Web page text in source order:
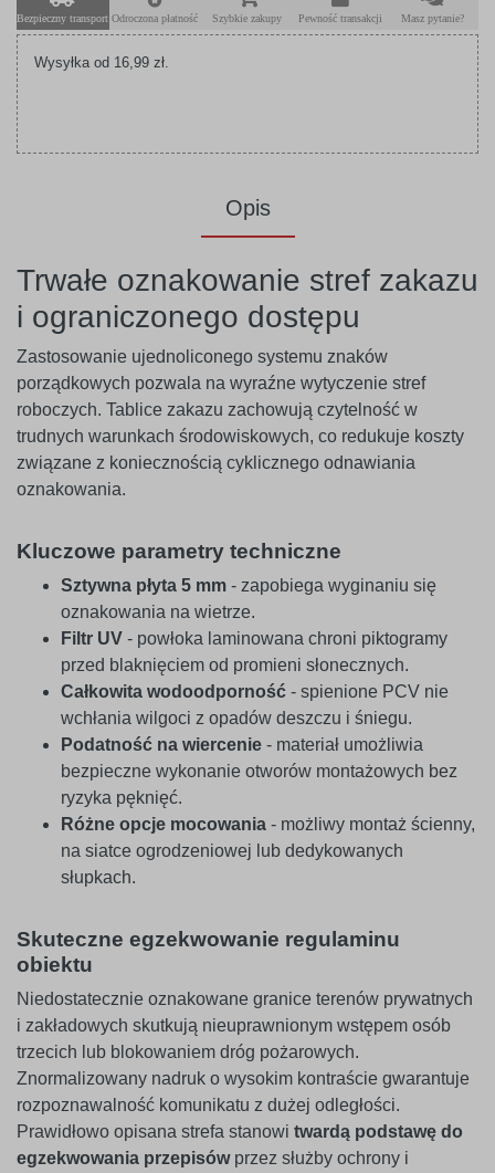
Bezpieczny transport Odroczona płatność Szybkie zakupy Pewność transakcji Masz pytanie?
Wysyłka od 16,99 zł.
Opis
Trwałe oznakowanie stref zakazu
i ograniczonego dostępu
Zastosowanie ujednoliconego systemu znaków
porządkowych pozwala na wyraźne wytyczenie stref
roboczych. Tablice zakazu zachowują czytelność w
trudnych warunkach środowiskowych, co redukuje koszty
związane z koniecznością cyklicznego odnawiania
oznakowania.
Kluczowe parametry techniczne
Sztywna płyta 5 mm - zapobiega wyginaniu się
oznakowania na wietrze.
Filtr UV - powłoka laminowana chroni piktogramy
przed blaknięciem od promieni słonecznych.
Całkowita wodoodporność - spienione PCV nie
wchłania wilgoci z opadów deszczu i śniegu.
Podatność na wiercenie - materiał umożliwia
bezpieczne wykonanie otworów montażowych bez
ryzyka pęknięć.
Różne opcje mocowania - możliwy montaż ścienny,
na siatce ogrodzeniowej lub dedykowanych
słupkach.
Skuteczne egzekwowanie regulaminu
obiektu
Niedostatecznie oznakowane granice terenów prywatnych
i zakładowych skutkują nieuprawnionym wstępem osób
trzecich lub blokowaniem dróg pożarowych.
Znormalizowany nadruk o wysokim kontraście gwarantuje
rozpoznawalność komunikatu z dużej odległości.
Prawidłowo opisana strefa stanowi twardą podstawę do
egzekwowania przepisówprzez służby ochrony i